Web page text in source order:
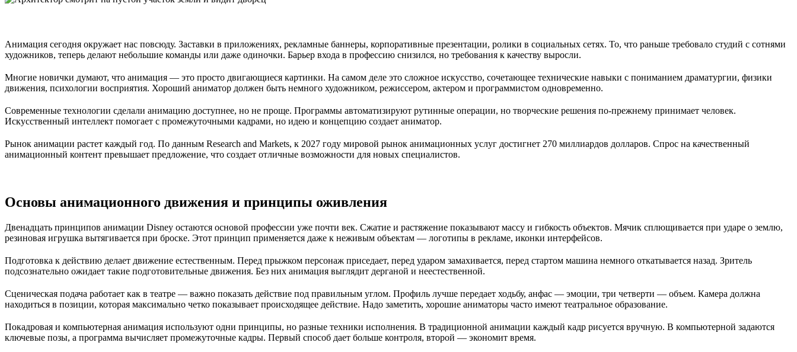
Анимация сегодня окружает нас повсюду. Заставки в приложениях, рекламные баннеры, корпоративные презентации, ролики в социальных сетях. То, что раньше требовало студий с сотнями
художников, теперь делают небольшие команды или даже одиночки. Барьер входа в профессию снизился, но требования к качеству выросли.
Многие новички думают, что анимация — это просто двигающиеся картинки. На самом деле это сложное искусство, сочетающее технические навыки с пониманием драматургии, физики
движения, психологии восприятия. Хороший аниматор должен быть немного художником, режиссером, актером и программистом одновременно.
Современные технологии сделали анимацию доступнее, но не проще. Программы автоматизируют рутинные операции, но творческие решения по-прежнему принимает человек.
Искусственный интеллект помогает с промежуточными кадрами, но идею и концепцию создает аниматор.
Рынок анимации растет каждый год. По данным Research and Markets, к 2027 году мировой рынок анимационных услуг достигнет 270 миллиардов долларов. Спрос на качественный
анимационный контент превышает предложение, что создает отличные возможности для новых специалистов.
Основы анимационного движения и принципы оживления
Двенадцать принципов анимации Disney остаются основой профессии уже почти век. Сжатие и растяжение показывают массу и гибкость объектов. Мячик сплющивается при ударе о землю,
резиновая игрушка вытягивается при броске. Этот принцип применяется даже к неживым объектам — логотипы в рекламе, иконки интерфейсов.
Подготовка к действию делает движение естественным. Перед прыжком персонаж приседает, перед ударом замахивается, перед стартом машина немного откатывается назад. Зритель
подсознательно ожидает такие подготовительные движения. Без них анимация выглядит дерганой и неестественной.
Сценическая подача работает как в театре — важно показать действие под правильным углом. Профиль лучше передает ходьбу, анфас — эмоции, три четверти — объем. Камера должна
находиться в позиции, которая максимально четко показывает происходящее действие. Надо заметить, хорошие аниматоры часто имеют театральное образование.
Покадровая и компьютерная анимация используют одни принципы, но разные техники исполнения. В традиционной анимации каждый кадр рисуется вручную. В компьютерной задаются
ключевые позы, а программа вычисляет промежуточные кадры. Первый способ дает больше контроля, второй — экономит время.